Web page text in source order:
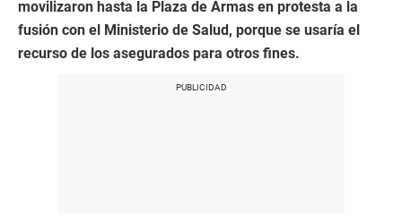
movilizaron hasta la Plaza de Armas en protesta a la
fusión con el Ministerio de Salud, porque se usaría el
recurso de los asegurados para otros fines.